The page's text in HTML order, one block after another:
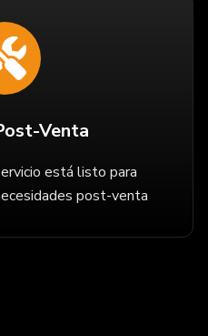
Venta
está listo para
post-venta